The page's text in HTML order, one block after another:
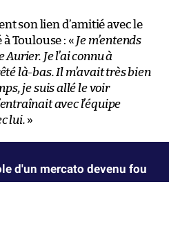
son lien d’amitié avec le
Toulouse : « Je m’entends
Je l’ai connu à
là-bas. Il m’avait très bien
je suis allé le voir
avec l’équipe
lui. »
d'un mercato devenu fou